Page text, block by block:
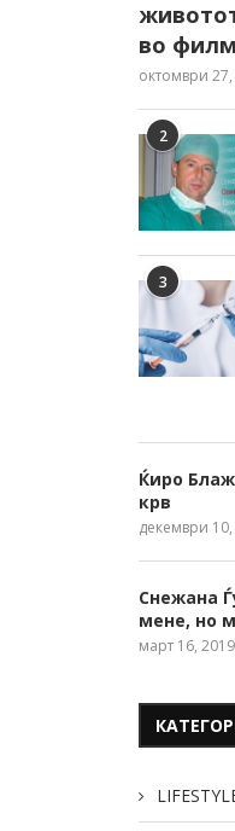
во
октомври
2
3
Ќиро
крв
декември
Снежана
мене, но
март 16, 2019